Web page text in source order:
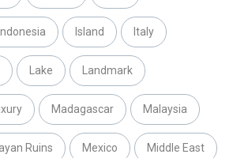
Indonesia Island Italy
Lake Landmark
Madagascar Malaysia
Ruins Mexico Middle East